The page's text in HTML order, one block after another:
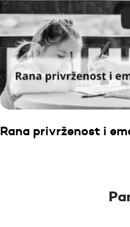
Rana privrženost i